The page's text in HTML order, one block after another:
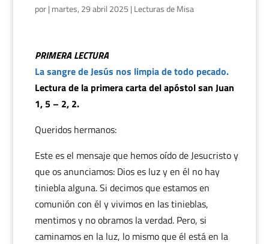
por| martes, 29 abril 2025 | Lecturas de Misa
PRIMERA LECTURA
La sangre de Jesús nos limpia de todo pecado.
Lectura de la primera carta del apóstol san Juan
1, 5 – 2, 2.
Queridos hermanos:
Este es el mensaje que hemos oído de Jesucristo y
que os anunciamos: Dios es luz y en él no hay
tiniebla alguna. Si decimos que estamos en
comunión con él y vivimos en las tinieblas,
mentimos y no obramos la verdad. Pero, si
caminamos en la luz, lo mismo que él está en la